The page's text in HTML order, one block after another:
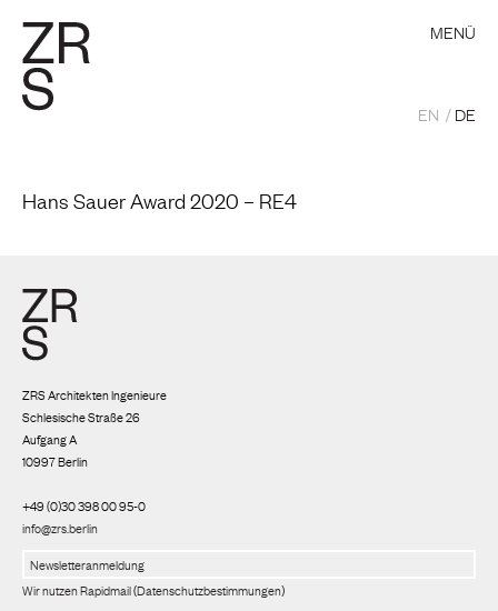
MENÜ
EN DE
Hans Sauer Award 2020 – RE4
ZRS Architekten Ingenieure
Schlesische Straße 26
Aufgang A
10997 Berlin
+49 (0)30 398 00 95-0
info@zrs.berlin
Wir nutzen Rapidmail(Datenschutzbestimmungen)